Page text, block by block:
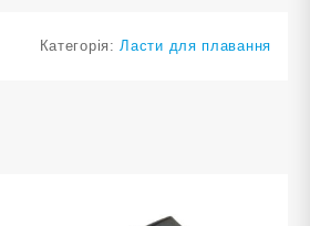
Категорія: Ласти для плавання